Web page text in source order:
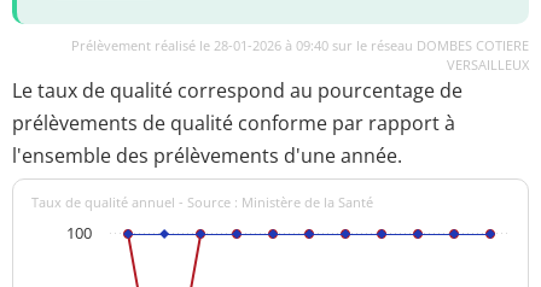
Prélèvement réalisé le 28-01-2026 à 09:40 sur le réseau DOMBES COTIERE
VERSAILLEUX
Le taux de qualité correspond au pourcentage de
prélèvements de qualité conforme par rapport à
l'ensemble des prélèvements d'une année.
Taux de qualité annuel - Source : Ministère de la Santé
100